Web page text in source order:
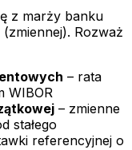
z marży banku
(zmiennej). Rozważ
– rata
WIBOR
– zmienne
stałego
referencyjnej o